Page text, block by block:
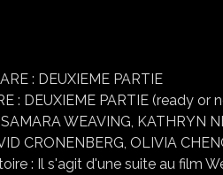
: DEUXIEME PARTIE (ready
WEAVING, KATHRYN
CRONENBERG, OLIVIA
: Il s'agit d'une suite au film